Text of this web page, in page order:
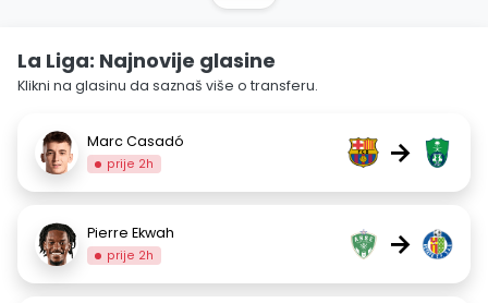
La Liga: Najnovije glasine
Klikni na glasinu da saznaš više o transferu.
Marc Casadó
prije 2h →
Pierre Ekwah
prije 2h →